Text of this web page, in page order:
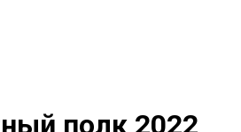
полк 2022